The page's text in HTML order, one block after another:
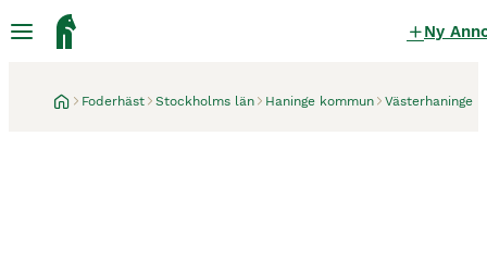
Ny
Foderhäst Stockholms län Haninge kommun Västerhaninge